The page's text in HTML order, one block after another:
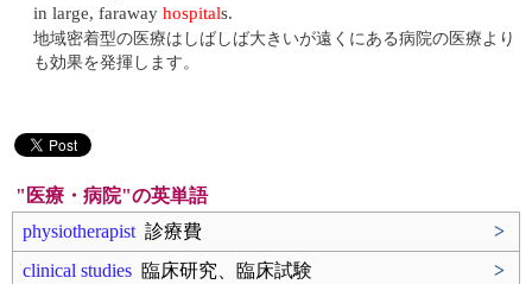
in large, faraway hospitals.
地域密着型の医療はしばしば大きいが遠くにある病院の医療より
も効果を発揮します。
"医療・病院"の英単語
physiotherapist 診療費
>
clinical studies 臨床研究、臨床試験
>